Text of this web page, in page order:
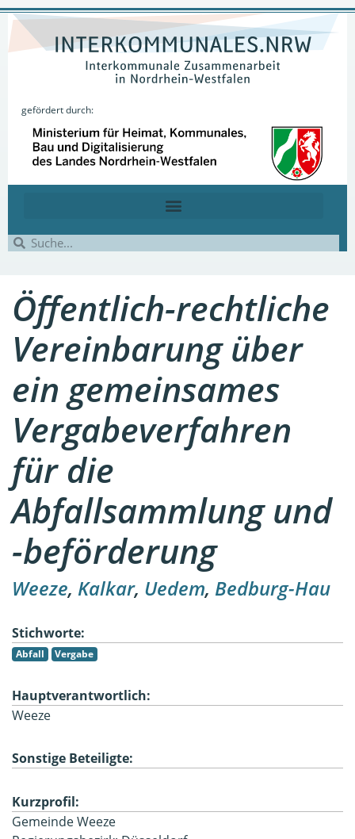
gefördert durch:
Öffentlich-rechtliche
Vereinbarung über
ein gemeinsames
Vergabeverfahren
für die
Abfallsammlung und
-beförderung
Weeze, Kalkar, Uedem, Bedburg-Hau
Stichworte:
Abfall Vergabe
Hauptverantwortlich:
Weeze
Sonstige Beteiligte:
Kurzprofil:
Gemeinde Weeze